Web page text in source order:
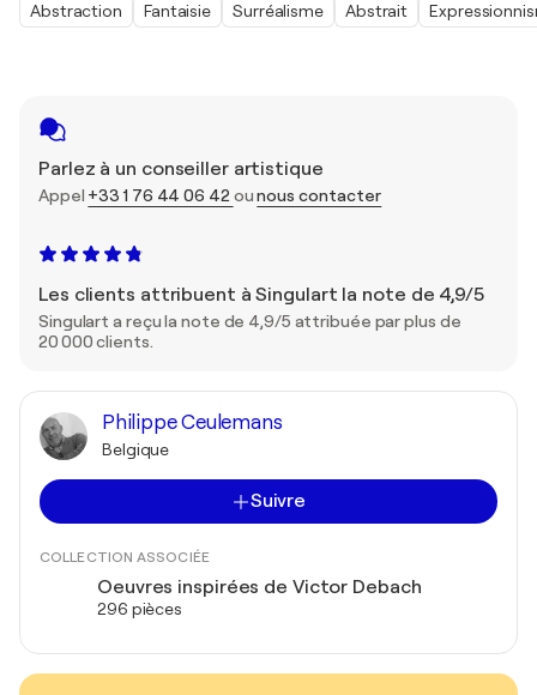
Parlez à un conseiller artistique
Appel +33 1 76 44 06 42 ounous contacter
Les clients attribuent à Singulart la note de 4,9/5
Singulart a reçu la note de 4,9/5 attribuée par plus de
20 000 clients.
Philippe Ceulemans
Belgique
Suivre
COLLECTION ASSOCIÉE
Oeuvres inspirées de Victor Debach
296 pièces
Abstraction Fantaisie Surréalisme Abstrait